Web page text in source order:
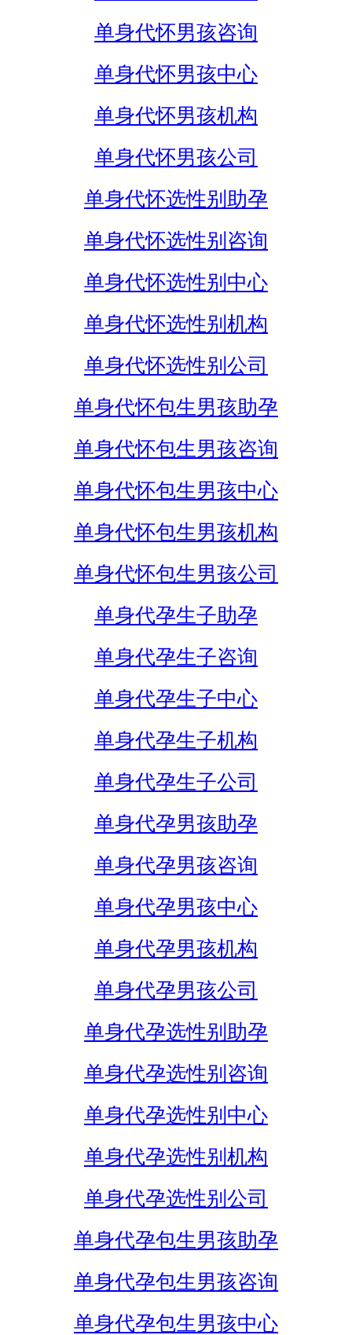
单身代怀男孩咨询
单身代怀男孩中心
单身代怀男孩机构
单身代怀男孩公司
单身代怀选性别助孕
单身代怀选性别咨询
单身代怀选性别中心
单身代怀选性别机构
单身代怀选性别公司
单身代怀包生男孩助孕
单身代怀包生男孩咨询
单身代怀包生男孩中心
单身代怀包生男孩机构
单身代怀包生男孩公司
单身代孕生子助孕
单身代孕生子咨询
单身代孕生子中心
单身代孕生子机构
单身代孕生子公司
单身代孕男孩助孕
单身代孕男孩咨询
单身代孕男孩中心
单身代孕男孩机构
单身代孕男孩公司
单身代孕选性别助孕
单身代孕选性别咨询
单身代孕选性别中心
单身代孕选性别机构
单身代孕选性别公司
单身代孕包生男孩助孕
单身代孕包生男孩咨询
单身代孕包生男孩中心